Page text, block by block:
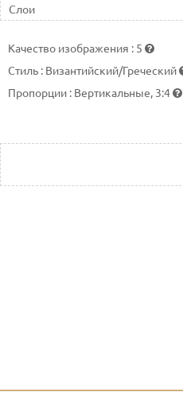
Слои
Качество изображения : 5
Стиль : Византийский/Греческий
Пропорции : Вертикальные, 3:4